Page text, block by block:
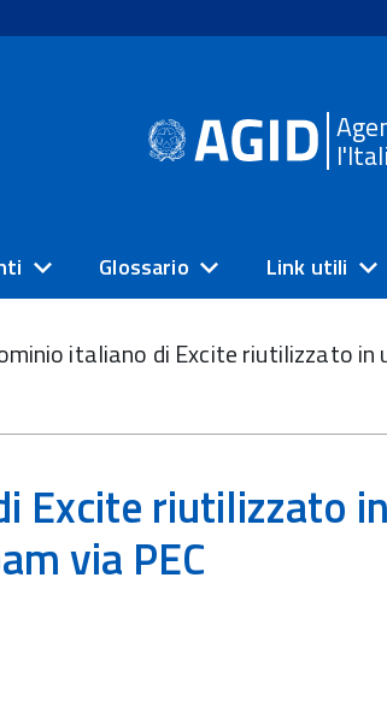
Glossario Link utili
italiano di Excite riutilizzato in
Excite riutilizzato
via PEC